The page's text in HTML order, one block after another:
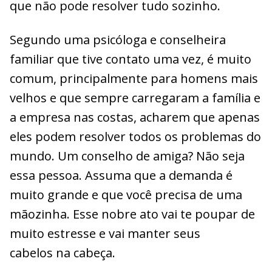
que não pode resolver tudo sozinho.
Segundo uma psicóloga e conselheira
familiar que tive contato uma vez, é muito
comum, principalmente para homens mais
velhos e que sempre carregaram a família e
a empresa nas costas, acharem que apenas
eles podem resolver todos os problemas do
mundo. Um conselho de amiga? Não seja
essa pessoa. Assuma que a demanda é
muito grande e que você precisa de uma
mãozinha. Esse nobre ato vai te poupar de
muito estresse e vai manter seus
cabelos na cabeça.